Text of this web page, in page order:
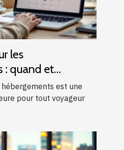
les
: quand et
?
est une
pour tout voyageur